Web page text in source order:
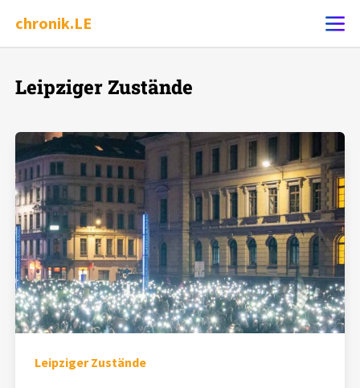
chronik.LE
Ereignis melden
Chronik
Dossiers
Leipziger Zustände
Schlaglichter
Phänomene
Leipziger Zustände
Leipziger Zustände